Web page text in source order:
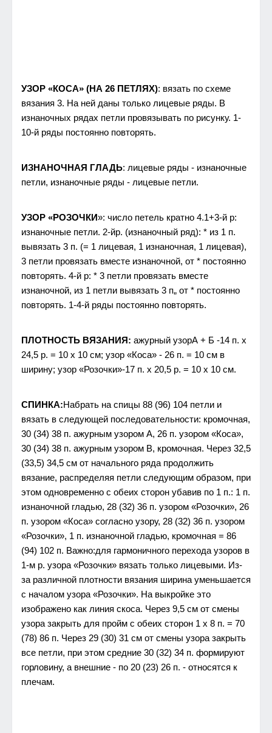
УЗОР «КОСА» (НА 26 ПЕТЛЯХ): вязать по схеме
вязания 3. На ней даны только лицевые ряды. В
изнаночных рядах петли провязывать по рисунку. 1-
10-й ряды постоянно повторять.
ИЗНАНОЧНАЯ ГЛАДЬ: лицевые ряды - изнаночные
петли, изнаночные ряды - лицевые петли.
УЗОР «РОЗОЧКИ»: число петель кратно 4.1+3-й р:
изнаночные петли. 2-йр. (изнаночный ряд): * из 1 п.
вывязать 3 п. (= 1 лицевая, 1 изнаночная, 1 лицевая),
3 петли провязать вместе изнаночной, от * постоянно
повторять. 4-й р: * 3 петли провязать вместе
изнаночной, из 1 петли вывязать 3 п„ от * постоянно
повторять. 1-4-й ряды постоянно повторять.
ПЛОТНОСТЬ ВЯЗАНИЯ: ажурный узорА + Б -14 п. х
24,5 р. = 10 х 10 см; узор «Коса» - 26 п. = 10 см в
ширину; узор «Розочки»-17 п. х 20,5 р. = 10 х 10 см.
СПИНКА:Набрать на спицы 88 (96) 104 петли и
вязать в следующей последовательности: кромочная,
30 (34) 38 п. ажурным узором А, 26 п. узором «Коса»,
30 (34) 38 п. ажурным узором В, кромочная. Через 32,5
(33,5) 34,5 см от начального ряда продолжить
вязание, распределяя петли следующим образом, при
этом одновременно с обеих сторон убавив по 1 п.: 1 п.
изнаночной гладью, 28 (32) 36 п. узором «Розочки», 26
п. узором «Коса» согласно узору, 28 (32) 36 п. узором
«Розочки», 1 п. изнаночной гладью, кромочная = 86
(94) 102 п. Важно:для гармоничного перехода узоров в
1-м р. узора «Розочки» вязать только лицевыми. Из-
за различной плотности вязания ширина уменьшается
с началом узора «Розочки». На выкройке это
изображено как линия скоса. Через 9,5 см от смены
узора закрыть для пройм с обеих сторон 1 х 8 п. = 70
(78) 86 п. Через 29 (30) 31 см от смены узора закрыть
все петли, при этом средние 30 (32) 34 п. формируют
горловину, а внешние - по 20 (23) 26 п. - относятся к
плечам.